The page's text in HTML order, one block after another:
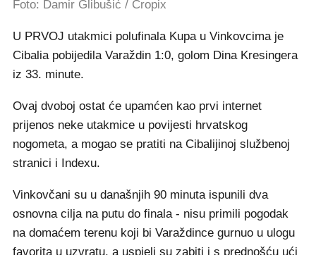
Foto: Damir Glibušić / Cropix
U PRVOJ utakmici polufinala Kupa u Vinkovcima je
Cibalia pobijedila Varaždin 1:0, golom Dina Kresingera
iz 33. minute.
Ovaj dvoboj ostat će upamćen kao prvi internet
prijenos neke utakmice u povijesti hrvatskog
nogometa, a mogao se pratiti na Cibalijinoj službenoj
stranici i Indexu.
Vinkovčani su u današnjih 90 minuta ispunili dva
osnovna cilja na putu do finala - nisu primili pogodak
na domaćem terenu koji bi Varaždince gurnuo u ulogu
favorita u uzvratu, a uspjeli su zabiti i s prednošću ući